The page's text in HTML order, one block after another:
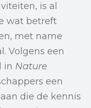
is al
wat betreft
met name
Volgens een
in Nature
een
die de kennis